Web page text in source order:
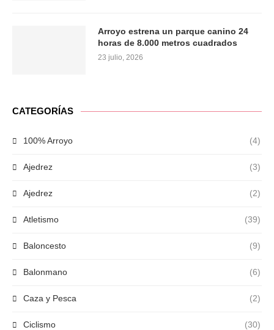
Arroyo estrena un parque canino 24
horas de 8.000 metros cuadrados
23 julio, 2026
CATEGORÍAS
100% Arroyo (4)
Ajedrez (3)
Ajedrez (2)
Atletismo (39)
Baloncesto (9)
Balonmano (6)
Caza y Pesca (2)
Ciclismo (30)